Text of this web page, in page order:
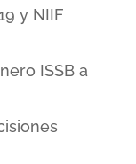
y NIIF
ISSB a